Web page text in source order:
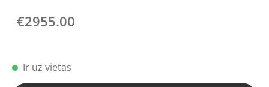
€2955.00
Ir uz vietas